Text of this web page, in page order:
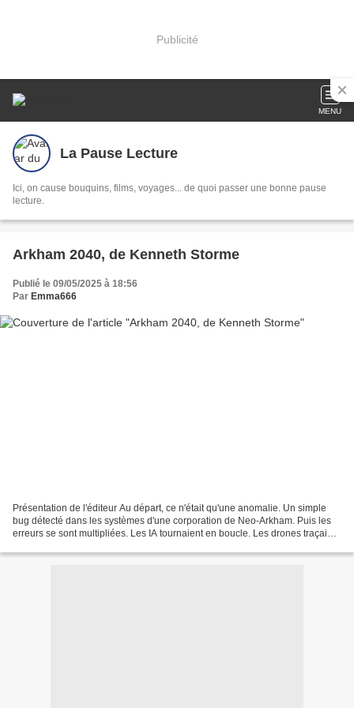
Publicité
MENU
La Pause Lecture
Ici, on cause bouquins, films, voyages... de quoi passer une bonne pause
lecture.
Arkham 2040, de Kenneth Storme
Publié le 09/05/2025 à 18:56
Par Emma666
Présentation de l'éditeur Au départ, ce n'était qu'une anomalie. Un simple
bug détecté dans les systèmes d'une corporation de Neo-Arkham. Puis les
erreurs se sont multipliées. Les IA tournaient en boucle. Les drones traçaient